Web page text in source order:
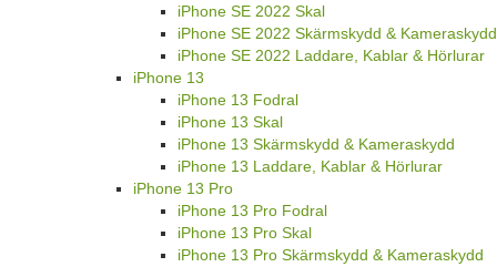
iPhone SE 2022 Skal
iPhone SE 2022 Skärmskydd & Kameraskydd
iPhone SE 2022 Laddare, Kablar & Hörlurar
iPhone 13
iPhone 13 Fodral
iPhone 13 Skal
iPhone 13 Skärmskydd & Kameraskydd
iPhone 13 Laddare, Kablar & Hörlurar
iPhone 13 Pro
iPhone 13 Pro Fodral
iPhone 13 Pro Skal
iPhone 13 Pro Skärmskydd & Kameraskydd